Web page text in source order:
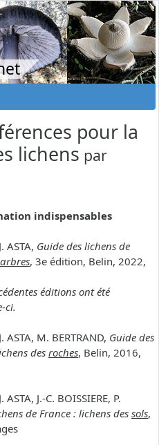
pour la
lichens par
indispensables
ASTA, Guide des lichens de
arbres, 3e édition, Belin, 2022,
éditions ont été
ci.
ASTA, M. BERTRAND, Guide des
des roches, Belin, 2016,
J.-C. BOISSIERE, P.
de France : lichens des sols,